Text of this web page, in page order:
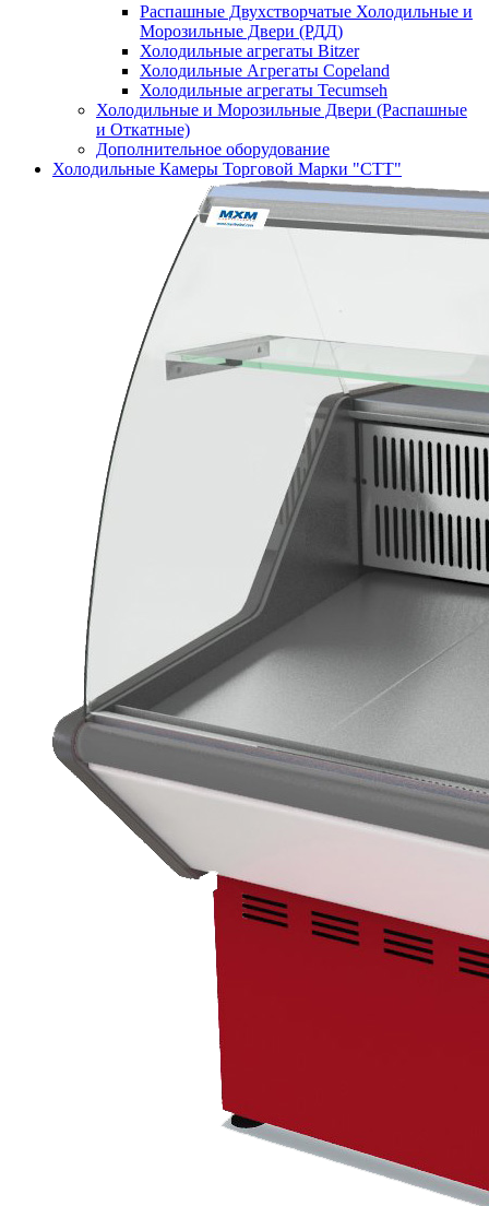
Распашные Двухстворчатые Холодильные и
Морозильные Двери (РДД)
Холодильные агрегаты Bitzer
Холодильные Агрегаты Copeland
Холодильные агрегаты Tecumseh
Холодильные и Морозильные Двери (Распашные
и Откатные)
Дополнительное оборудование
Холодильные Камеры Торговой Марки "СТТ"